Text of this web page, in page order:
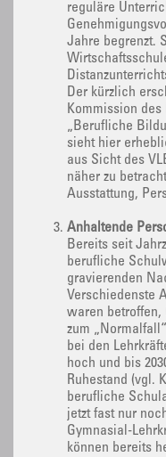
reguläre
Jahre begrenzt.
Der kürzlich
Kommission
„Berufliche
sieht hier
aus Sicht des
näher zu
Ausstattung,
Anhaltende
Bereits seit
berufliche
gravierenden
Verschiedenste
waren betroffen,
zum
bei den
hoch und bis
Ruhestand (vgl.
berufliche
jetzt fast nur
Gymnasial-
können bereits